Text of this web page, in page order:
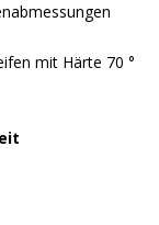
mit Härte 70 °